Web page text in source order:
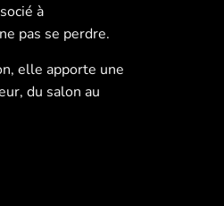
à
pas se perdre.
elle apporte une
du salon au